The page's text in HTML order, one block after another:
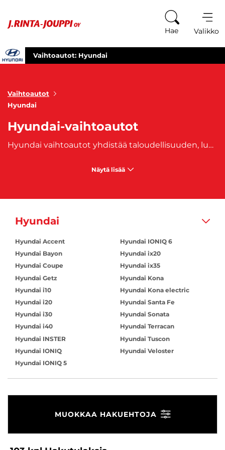
Hae Valikko
Vaihtoautot: Hyundai
Vaihtoautot
Hyundai
Hyundai-vaihtoautot
Hyundai vaihtoautot yhdistää taloudellisuuden, luotettavuuden ja modernin teknologian. Meiltä löydät laajan valikoiman käytettyjä Hyundai-malleja, jotka ovat huolellisesti tarkastettuja ja valmiita tarjoamaan sinulle luotettavan ajokokemuksen. Hyundai vaihtoautot kattavat monipuolisen valikoiman malleja, kuten kompakti
Näytä lisää
Hyundai
Hyundai Accent
Hyundai Bayon
Hyundai Coupe
Hyundai Getz
Hyundai i10
Hyundai i20
Hyundai i30
Hyundai i40
Hyundai INSTER
Hyundai IONIQ
Hyundai IONIQ 5
Hyundai IONIQ 6
Hyundai ix20
Hyundai ix35
Hyundai Kona
Hyundai Kona electric
Hyundai Santa Fe
Hyundai Sonata
Hyundai Terracan
Hyundai Tuscon
Hyundai Veloster
MUOKKAA HAKUEHTOJA